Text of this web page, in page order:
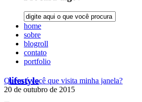
home
sobre
blogroll
contato
portfolio
lifestyle
Quem é você que visita minha janela?
20 de outubro de 2015